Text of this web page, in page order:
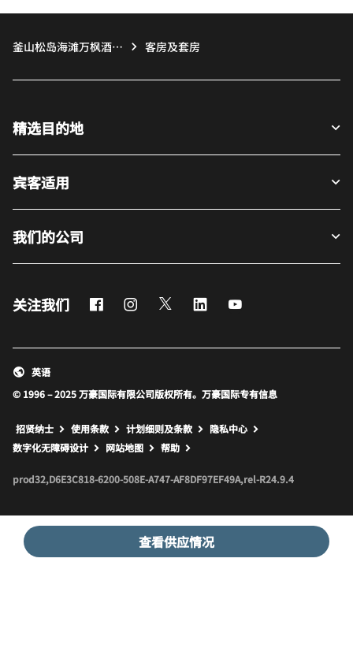
查看供应情况
釜山松岛海滩万枫酒
客房及套房
精选目的地
宾客适用
我们的公司
关注我们 FacebookInstagram
Twitter LinkedIn
© 1996 – 2025 万豪国际有限公司版权所有。万豪国际专有信息
英语
招贤纳士 使用条款 计划细则及条款
隐私中心
数字化无障碍设计
网站地图 打开新窗口
帮助
prod32,D6E3C818-6200-508E-A747-AF8DF97EF49A,rel-R24.9.4